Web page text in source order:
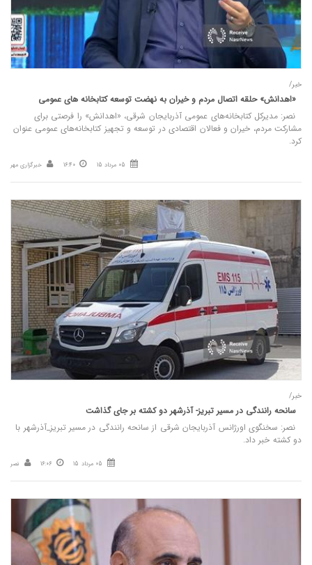
خبر/
«اهدانش» حلقه اتصال مردم و خیران به نهضت توسعه کتابخانه‌ های عمومی
نصر: مدیرکل کتابخانه‌های عمومی آذربایجان شرقی، «اهدانش» را فرصتی برای
مشارکت مردم، خیران و فعالان اقتصادی در توسعه و تجهیز کتابخانه‌های عمومی عنوان
کرد.
05 مرداد 15 16:40 خبرگزاری مهر
خبر/
سانحه رانندگی در مسیر تبریز- آذرشهر دو کشته بر جای گذاشت
نصر: سخنگوی اورژانس آذربایجان شرقی از سانحه رانندگی در مسیر تبریز_آذرشهر با
دو کشته خبر داد.
05 مرداد 15 16:06 نصر